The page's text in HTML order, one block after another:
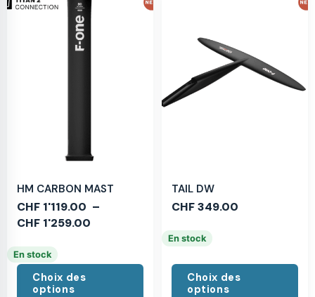
HM CARBON MAST
CHF 1'119.00 –
CHF 1'259.00
En stock
Choix des
options
TAIL DW
CHF349.00
En stock
Choix des
options